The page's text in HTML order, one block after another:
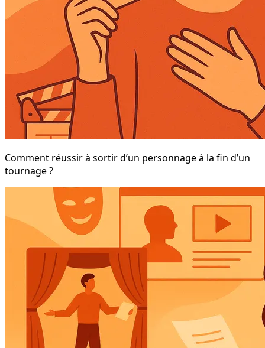
Comment réussir à sortir d’un personnage à la fin d’un
tournage ?